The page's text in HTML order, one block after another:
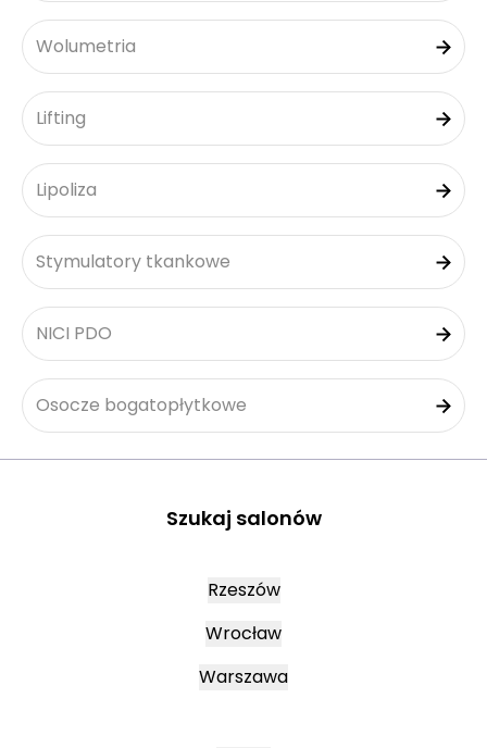
Wolumetria
Lifting
Lipoliza
Stymulatory tkankowe
NICI PDO
Osocze bogatopłytkowe
Szukaj salonów
Rzeszów
Wrocław
Warszawa